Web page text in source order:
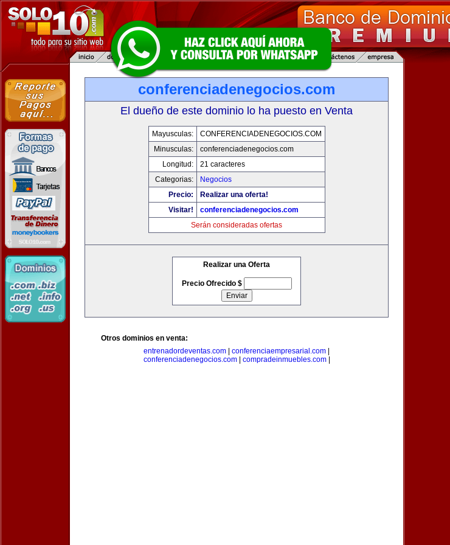
conferenciadenegocios.com
El dueño de este dominio lo ha puesto en Venta
Mayusculas:
CONFERENCIADENEGOCIOS.COM
Minusculas:
conferenciadenegocios.com
Longitud:
21 caracteres
Categorias:
Negocios
Precio:
Realizar una oferta!
Visitar!
conferenciadenegocios.com
Serán consideradas ofertas
Realizar una Oferta
Precio Ofrecido $
Otros dominios en venta:
entrenadordeventas.com
conferenciaempresarial.com
conferenciadenegocios.com| compradeinmuebles.com|